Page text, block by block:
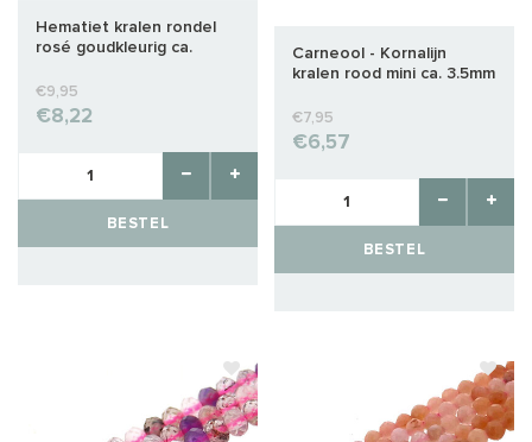
Hematiet kralen rondel
rosé goudkleurig ca.
€9,95
€8,22
BESTEL
Carneool - Kornalijn
kralen rood mini ca. 3.5mm
€7,95
€6,57
BESTEL